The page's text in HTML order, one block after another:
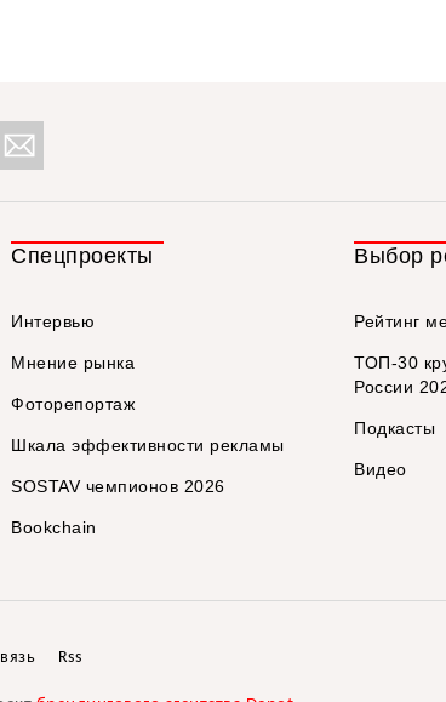
Спецпроекты
Интервью
Мнение рынка
Фоторепортаж
Шкала эффективности рекламы
SOSTAV чемпионов 2026
Bookchain
Выбор
Рейтинг
ТОП-30
России
Подкасты
Видео
Rss